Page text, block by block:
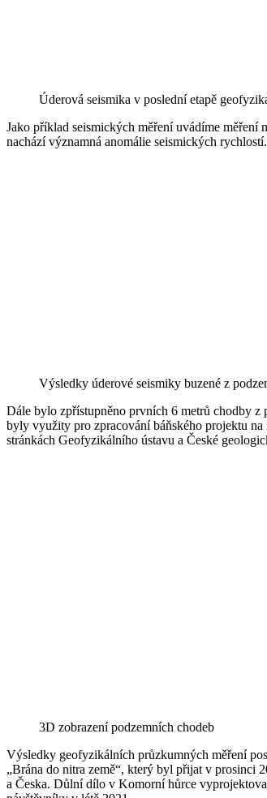
Úderová seismika v poslední etapě
Jako příklad seismických měření uvádíme měření
nachází významná anomálie seismických
Výsledky úderové seismiky buzené z
Dále bylo zpřístupněno prvních 6 metrů chodby z
byly využity pro zpracování báňského projektu
stránkách Geofyzikálního ústavu a České
3D zobrazení podzemních chodeb
Výsledky geofyzikálních průzkumných měření
„Brána do nitra země“, který byl přijat v prosinci
a Česka. Důlní dílo v Komorní hůrce